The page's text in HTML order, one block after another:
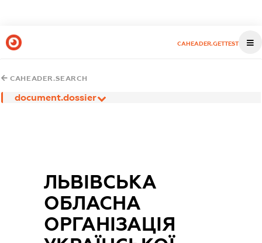
CAHEADER.GETTEST
CAHEADER.SEARCH
document.dossier
ЛЬВІВСЬКА
ОБЛАСНА
ОРГАНІЗАЦІЯ